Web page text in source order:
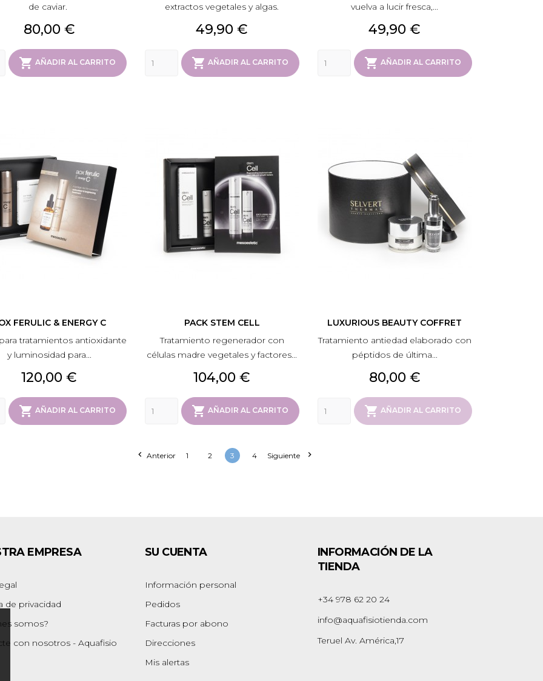
de caviar.
Precio
80,00 €
 AÑADIR AL CARRITO
extractos vegetales y algas.
Precio
49,90 €
 AÑADIR AL CARRITO
vuelva a lucir fresca,...
Precio
49,90 €
 AÑADIR AL CARRITO
FERULIC & ENERGY C
tratamientos antioxidante
y luminosidad para...
Precio
120,00 €
 AÑADIR AL CARRITO
PACK STEM CELL
Tratamiento regenerador con
células madre vegetales y factores...
Precio
104,00 €
 AÑADIR AL CARRITO
LUXURIOUS BEAUTY COFFRET
Tratamiento antiedad elaborado con
péptidos de última...
Precio
80,00 €
 AÑADIR AL CARRITO
 Anterior 1 2 3 4 Siguiente 
EMPRESA
de privacidad
somos?
con nosotros - Aquafisio
SU CUENTA
Información personal
Pedidos
Facturas por abono
Direcciones
Mis alertas
INFORMACIÓN DE LA
TIENDA
+34 978 62 20 24
info@aquafisiotienda.com
Teruel Av. América,17